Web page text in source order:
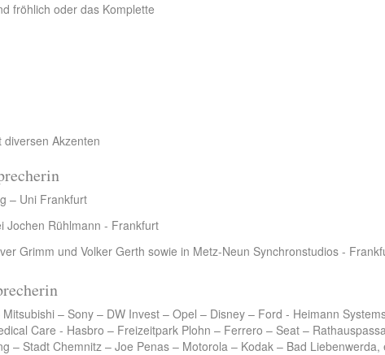
fröhlich oder das Komplette
Akzenten
– Uni Frankfurt
Jochen Rühlmann - Frankfurt
Grimm und Volker Gerth sowie in Metz-Neun Synchronstudios -
– Sony – DW Invest – Opel – Disney – Ford - Heimann
Care - Hasbro – Freizeitpark Plohn – Ferrero – Seat –
– Stadt Chemnitz – Joe Penas – Motorola – Kodak – Bad Liebenwerda,